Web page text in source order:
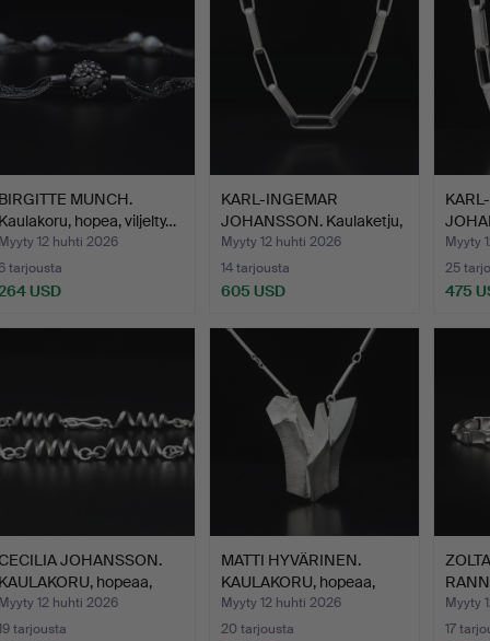
MUNCH.
hopea, viljelty…
12 huhti 2026
tarjousta
USD
KARL-INGEMAR
JOHANSSON. Kaulaketju,
hopeaa…
Myyty 12 huhti 2026
14 tarjousta
605 USD
Myyty
25
475
JOHANSSON.
hopeaa,
12 huhti 2026
tarjousta
MATTI HYVÄRINEN.
KAULAKORU, hopeaa,
Siroko…
Myyty 12 huhti 2026
20 tarjousta
Myyty
17